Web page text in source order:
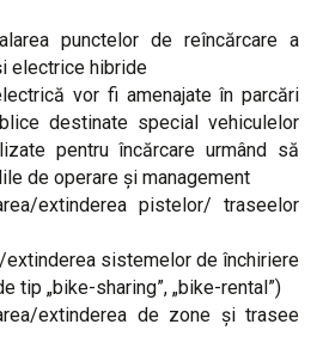
punctelor de reîncărcare a
electrice hibride
vor fi amenajate în parcări
destinate special vehiculelor
pentru încărcare urmând să
de operare și management
extinderea pistelor/ traseelor
sistemelor de închiriere
tip „bike-sharing”, „bike-rental”)
extinderea de zone și trasee